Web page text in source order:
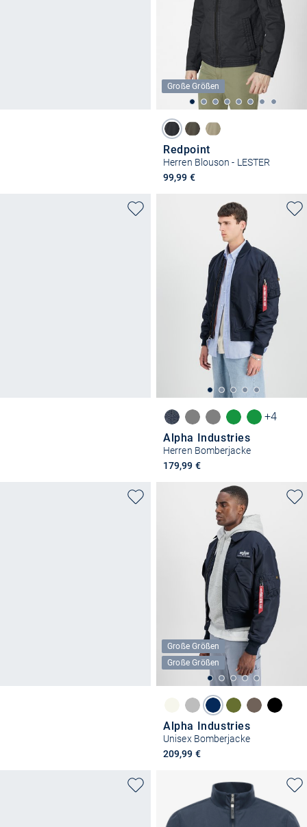
Große Größen
Redpoint
Herren Blouson - LESTER
99,99 €
+4
Alpha Industries
Herren Bomberjacke
179,99 €
Große Größen
Große Größen
Alpha Industries
Unisex Bomberjacke
209,99 €